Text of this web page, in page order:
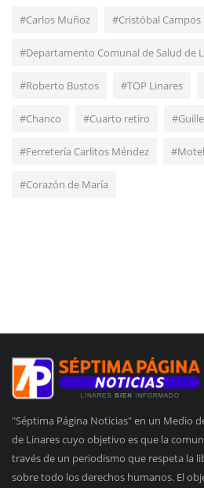
#Carlos Muñoz #Cristóbal Campos
#Departamento Comunal de Salud de
#Roberto Bustos #TOP Linares
#Chanco #Cuarto retiro
#Ferretería Carlitos Méndez
#Corazón de María
"Séptima Página Noticias" en un Medio
de Linares cuyo objetivo es que la
través de un periodismo que respeta la
sobre todo los derechos humanos. El